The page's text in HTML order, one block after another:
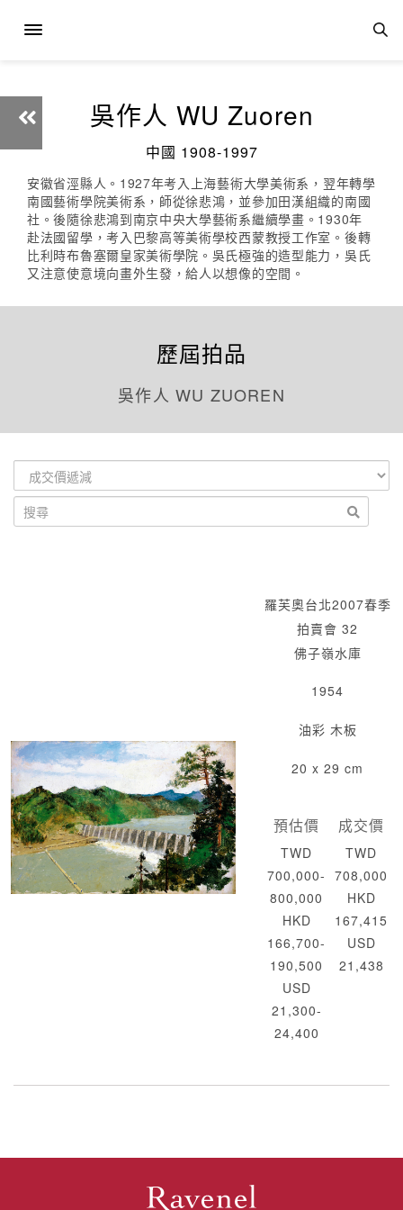
吳作人 WU Zuoren
中國 1908-1997
安徽省涇縣人。1927年考入上海藝術大學美術系，翌年轉學
南國藝術學院美術系，師從徐悲鴻，並參加田漢組織的南國
社。後隨徐悲鴻到南京中央大學藝術系繼續學畫。1930年
赴法國留學，考入巴黎高等美術學校西蒙教授工作室。後轉
比利時布魯塞爾皇家美術學院。吳氏極強的造型能力，吳氏
又注意使意境向畫外生發，給人以想像的空間。
歷屆拍品
吳作人 WU ZUOREN
羅芙奧台北2007春季
拍賣會 32
佛子嶺水庫
1954
油彩 木板
20 x 29 cm
預估價
TWD
700,000-
800,000
HKD
166,700-
190,500
USD
21,300-
24,400
成交價
TWD
708,000
HKD
167,415
USD
21,438